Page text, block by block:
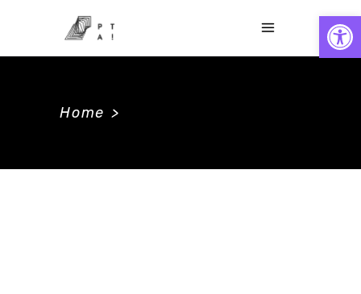
Home >